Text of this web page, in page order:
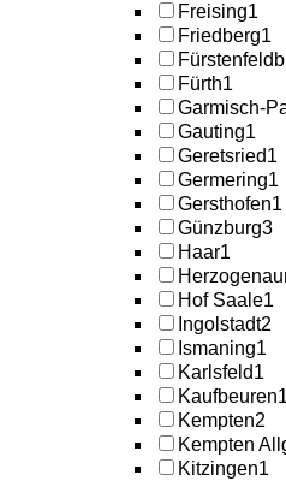
Freising1
Friedberg1
Fürth1
Garmisch-
Gauting1
Geretsried1
Germering1
Gersthofen1
Günzburg3
Haar1
Hof Saale1
Ingolstadt2
Ismaning1
Karlsfeld1
Kaufbeuren1
Kempten2
Kempten
Kitzingen1